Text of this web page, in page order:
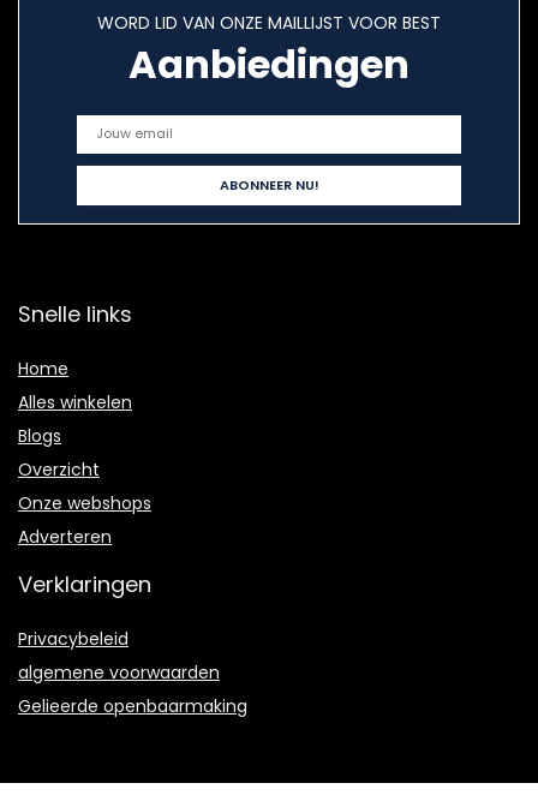
WORD LID VAN ONZE MAILLIJST VOOR BEST
Aanbiedingen
Snelle links
Home
Alles winkelen
Blogs
Overzicht
Onze webshops
Adverteren
Verklaringen
Privacybeleid
algemene voorwaarden
Gelieerde openbaarmaking